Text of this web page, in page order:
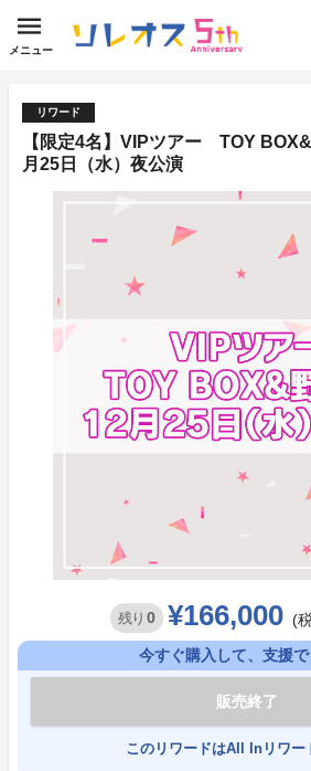
メニュー
リワード
【限定4名】VIPツアー TOY
月25日（水）夜公演
残り 0 ¥166,000 (
今すぐ購入して、支援
販売終了
このリワードはAll Inリワー